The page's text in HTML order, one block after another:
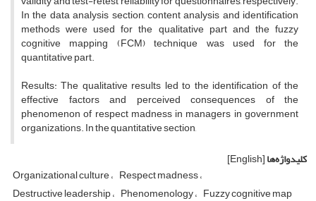
In the data analysis section, content analysis and identification
methods were used for the qualitative part and the fuzzy
cognitive mapping (FCM) technique was used for the
quantitative part.
Results: The qualitative results led to the identification of the
effective factors and perceived consequences of the
phenomenon of respect madness in managers in government
organizations. In the quantitative section,
کلیدواژه‌ها[English]
Organizational culture Respect madness
Destructive leadership Phenomenology Fuzzy cognitive map